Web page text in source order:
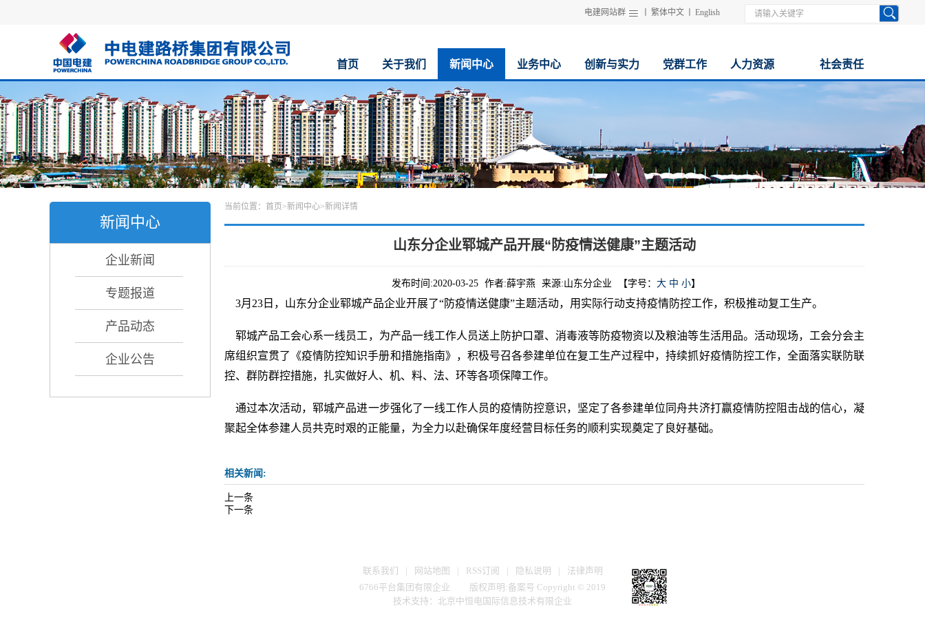
电建网站群 繁体中文 English
首页 关于我们 新闻中心 业务中心 创新与实力 党群工作 人力资源 社会责任
新闻中心
企业新闻
专题报道
产品动态
企业公告
当前位置： 首页 >新闻中心>新闻详情
山东分企业郓城产品开展“防疫情送健康”主题活动
发布时间:2020-03-25 作者:薛宇燕 来源:山东分企业 【字号： 大 中 小】
3月23日，山东分企业郓城产品企业开展了“防疫情送健康”主题活动，用实际行动支持疫情防控工作，积极推动复工生产。
郓城产品工会心系一线员工，为产品一线工作人员送上防护口罩、消毒液等防疫物资以及粮油等生活用品。活动现场，工会分会主
席组织宣贯了《疫情防控知识手册和措施指南》，积极号召各参建单位在复工生产过程中，持续抓好疫情防控工作，全面落实联防联
控、群防群控措施，扎实做好人、机、料、法、环等各项保障工作。
通过本次活动，郓城产品进一步强化了一线工作人员的疫情防控意识，坚定了各参建单位同舟共济打赢疫情防控阻击战的信心，凝
聚起全体参建人员共克时艰的正能量，为全力以赴确保年度经营目标任务的顺利实现奠定了良好基础。
相关新闻:
上一条
下一条
联系我们 | 网站地图 | RSS订阅 | 隐私说明 |
法律声明
6766平台集团有限企业
版权声明:备案号 Copyright © 2019
技术支持：北京中恒电国际信息技术有限企业